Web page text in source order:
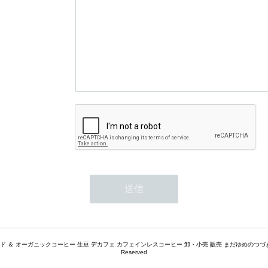
＆ オーガニックコーヒー 生豆 デカフェ カフェインレスコーヒー 卸・小売 販売 まだゆめのつづ
Reserved